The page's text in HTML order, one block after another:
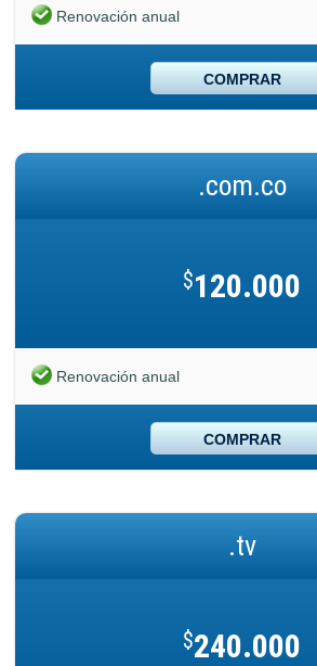
Renovación anual
COMPRAR
.com.co
$120.000
Renovación anual
COMPRAR
.tv
$240.000